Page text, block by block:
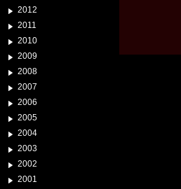
2012
2011
2010
2009
2008
2007
2006
2005
2004
2003
2002
2001